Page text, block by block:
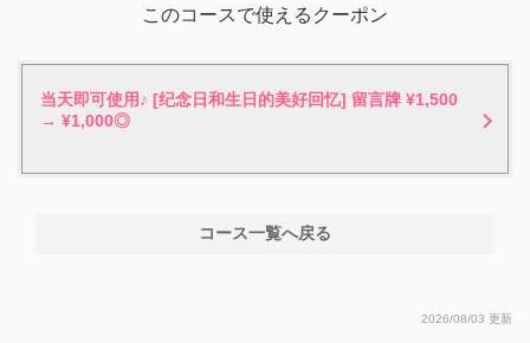
このコースで使えるクーポン
当天即可使用♪ [纪念日和生日的美好回忆] 留言牌 ¥1,500
→ ¥1,000◎
コース一覧へ戻る
2026/08/03 更新